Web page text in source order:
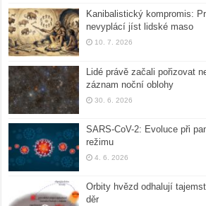
Kanibalistický kompromis:
nevyplácí jíst lidské maso
10. 7. 2026
Lidé právě začali pořizovat
záznam noční oblohy
30. 6. 2026
SARS-CoV-2: Evoluce při
režimu
4. 6. 2026
Orbity hvězd odhalují
děr